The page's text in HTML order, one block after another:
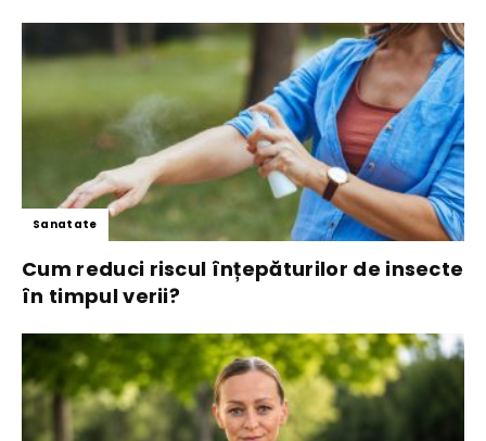
Sanatate
Cum reduci riscul înțepăturilor de insecte
în timpul verii?